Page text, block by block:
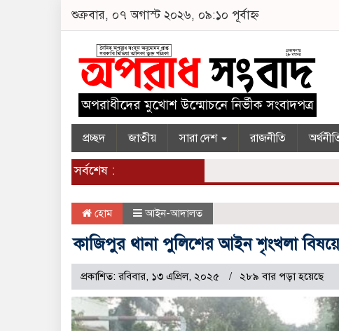
শুক্রবার, ০৭ অগাস্ট ২০২৬, ০৯:১০ পূর্বাহ্ন
প্রচ্ছদ জাতীয় সারা দেশ রাজনীতি
সর্বশেষ :
হোম আইন-আদালত
কাজিপুর থানা পুলিশের আইন শৃংখলা
প্রকাশিত: রবিবার, ১৩ এপ্রিল, ২০২৫ ২৮৯ বার পড়া হয়েছে